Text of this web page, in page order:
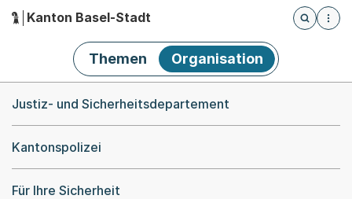
Hauptnavigation
Kanton Basel-Stadt
Öffnet
Themen Organisation
Justiz- und Sicherheitsdepartement
Kantonspolizei
Für Ihre Sicherheit